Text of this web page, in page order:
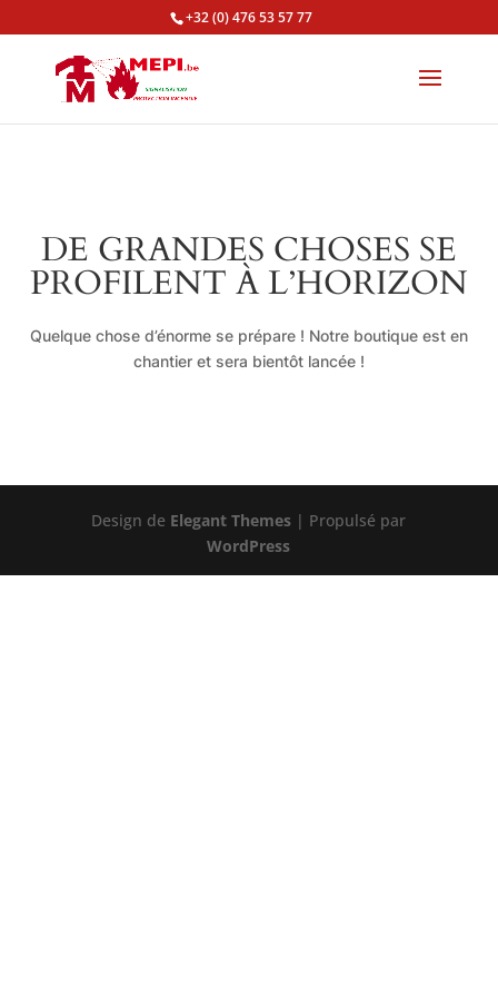
+32 (0) 476 53 57 77
DE GRANDES CHOSES SE
PROFILENT À L’HORIZON
Quelque chose d’énorme se prépare ! Notre boutique est en
chantier et sera bientôt lancée !
Design de Elegant Themes | Propulsé par
WordPress